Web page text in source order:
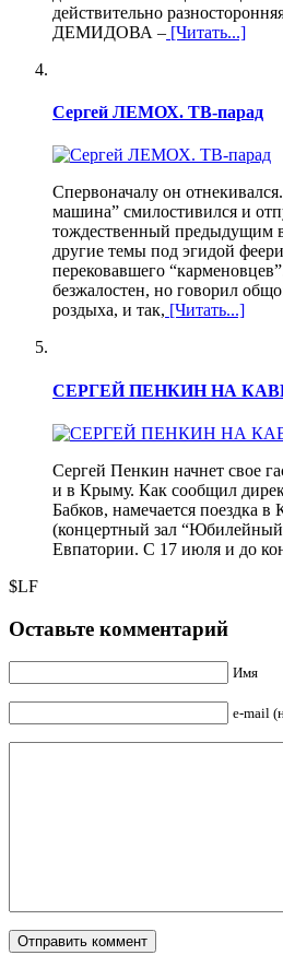
действительно
ДЕМИДОВА – [Читать...]
Сергей ЛЕМОХ. ТВ-парад
Спервоначалу он
машина” смилостивился и
тождественный предыдущим
другие темы под эгидой
перековавшего
безжалостен, но говорил
роздыха, и так, [Читать...]
СЕРГЕЙ ПЕНКИН НА
Сергей Пенкин начнет свое
и в Крыму. Как сообщил
Бабков, намечается поездка
(концертный зал
Евпатории. С 17 июля и до
$LF
Оставьте комментарий
Имя
e-mail